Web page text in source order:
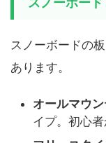
スノーボードの
あります。
オールマウ
イプ。初心者